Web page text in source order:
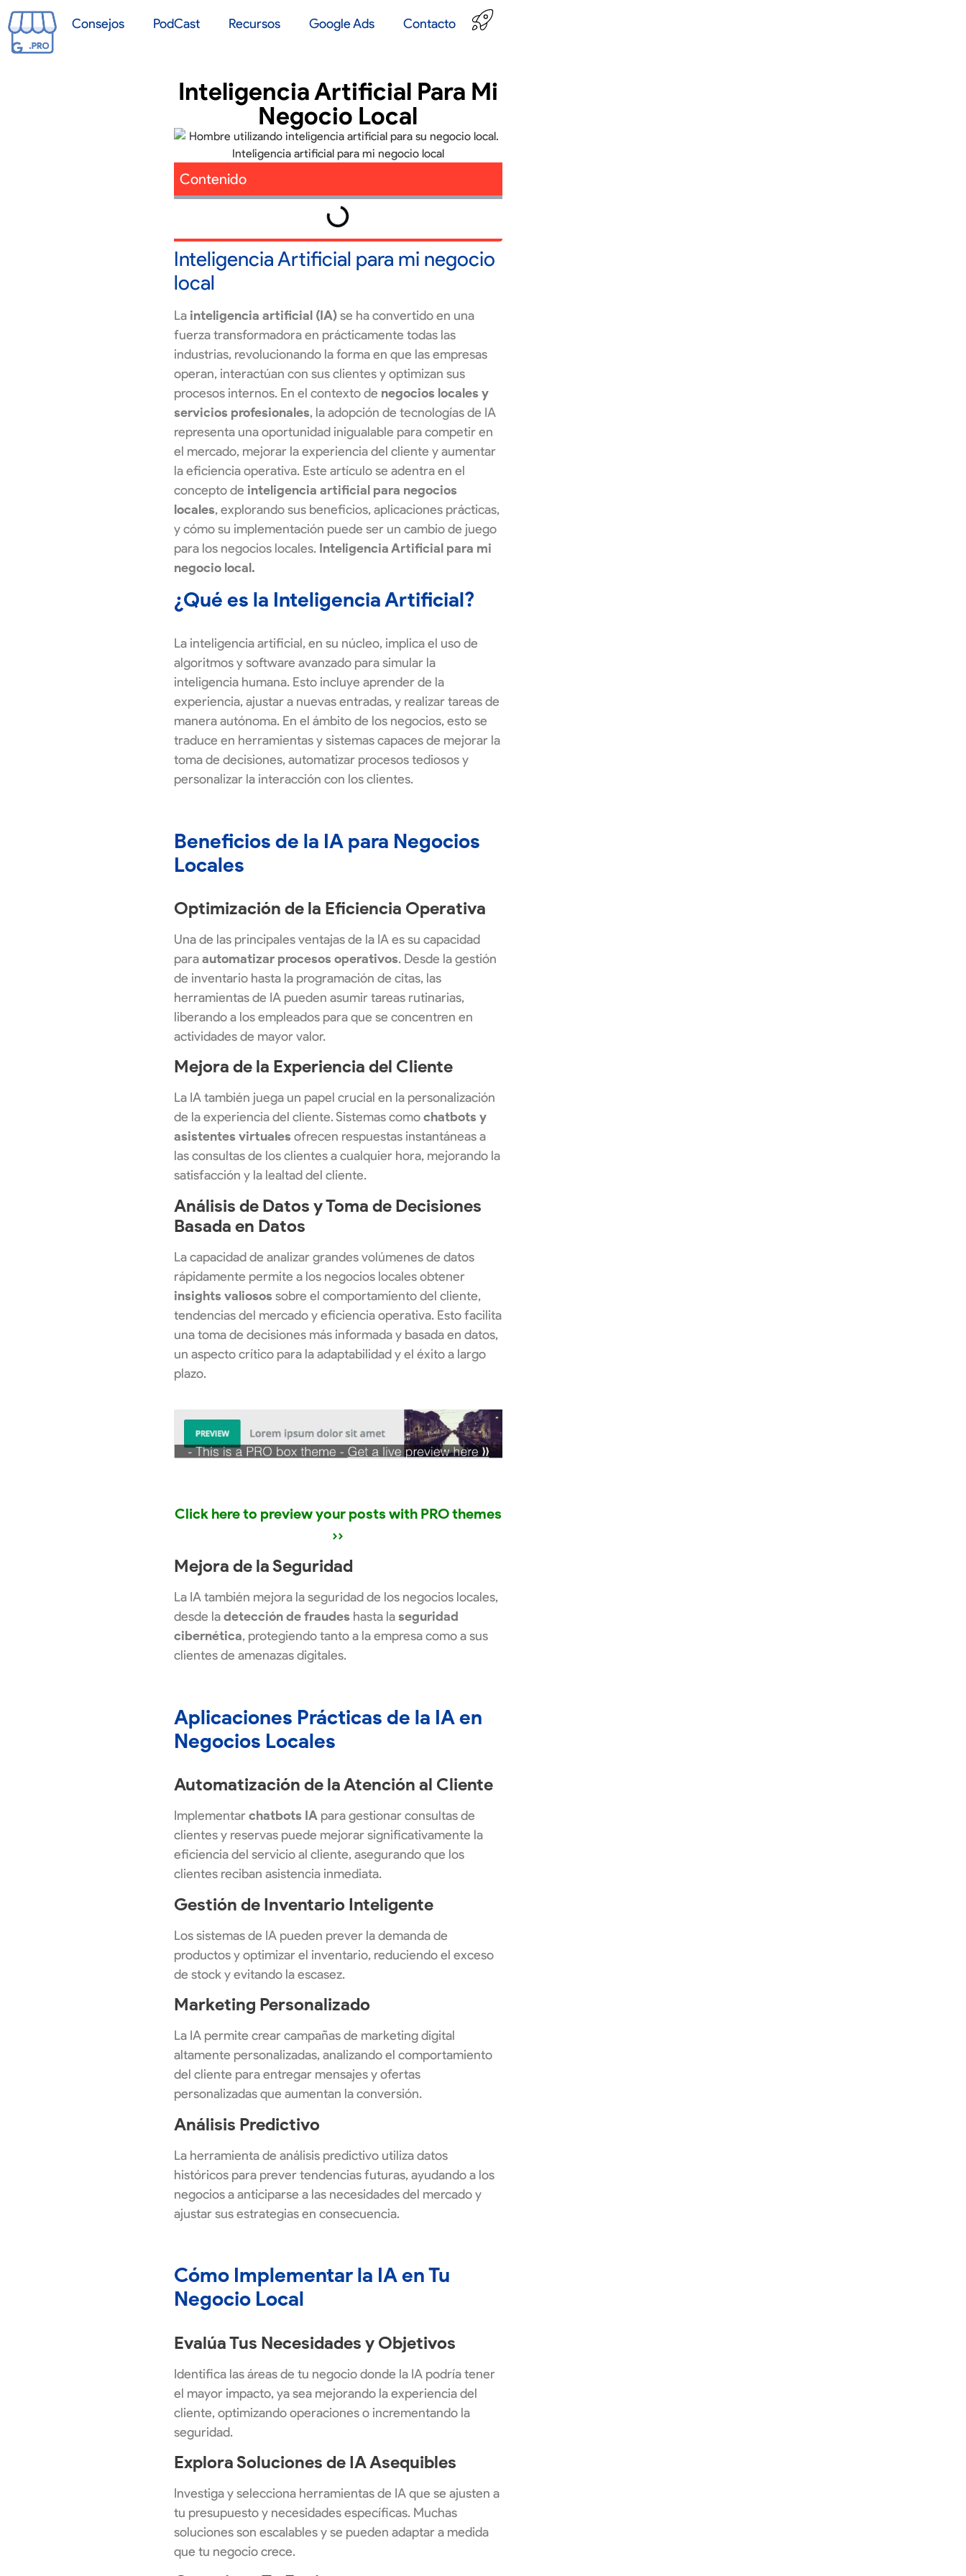
Consejos PodCast Recursos Google Ads Contacto
Inteligencia Artificial Para Mi
Negocio Local
Contenido
Inteligencia Artificial para mi negocio
local
La inteligencia artificial (IA)se ha convertido en una
fuerza transformadora en prácticamente todas las
industrias, revolucionando la forma en que las empresas
operan, interactúan con sus clientes y optimizan sus
procesos internos. En el contexto de negocios locales y
servicios profesionales, la adopción de tecnologías de IA
representa una oportunidad inigualable para competir en
el mercado, mejorar la experiencia del cliente y aumentar
la eficiencia operativa. Este artículo se adentra en el
concepto de inteligencia artificial para negocios
locales, explorando sus beneficios, aplicaciones prácticas,
y cómo su implementación puede ser un cambio de juego
para los negocios locales. Inteligencia Artificial para mi
negocio local.
¿Qué es la Inteligencia Artificial?
La inteligencia artificial, en su núcleo, implica el uso de
algoritmos y software avanzado para simular la
inteligencia humana. Esto incluye aprender de la
experiencia, ajustar a nuevas entradas, y realizar tareas de
manera autónoma. En el ámbito de los negocios, esto se
traduce en herramientas y sistemas capaces de mejorar la
toma de decisiones, automatizar procesos tediosos y
personalizar la interacción con los clientes.
Beneficios de la IA para Negocios
Locales
Optimización de la Eficiencia Operativa
Una de las principales ventajas de la IA es su capacidad
paraautomatizar procesos operativos. Desde la gestión
de inventario hasta la programación de citas, las
herramientas de IA pueden asumir tareas rutinarias,
liberando a los empleados para que se concentren en
actividades de mayor valor.
Mejora de la Experiencia del Cliente
La IA también juega un papel crucial en la personalización
de la experiencia del cliente. Sistemas comochatbots y
asistentes virtualesofrecen respuestas instantáneas a
las consultas de los clientes a cualquier hora, mejorando la
satisfacción y la lealtad del cliente.
Análisis de Datos y Toma de Decisiones
Basada en Datos
La capacidad de analizar grandes volúmenes de datos
rápidamente permite a los negocios locales obtener
insights valiosossobre el comportamiento del cliente,
tendencias del mercado y eficiencia operativa. Esto facilita
una toma de decisiones más informada y basada en datos,
un aspecto crítico para la adaptabilidad y el éxito a largo
plazo.
Click here to preview your posts with PRO themes
››
Mejora de la Seguridad
La IA también mejora la seguridad de los negocios locales,
desde ladetección de fraudes hasta laseguridad
cibernética, protegiendo tanto a la empresa como a sus
clientes de amenazas digitales.
Aplicaciones Prácticas de la IA en
Negocios Locales
Automatización de la Atención al Cliente
Implementarchatbots IA para gestionar consultas de
clientes y reservas puede mejorar significativamente la
eficiencia del servicio al cliente, asegurando que los
clientes reciban asistencia inmediata.
Gestión de Inventario Inteligente
Los sistemas de IA pueden prever la demanda de
productos y optimizar el inventario, reduciendo el exceso
de stock y evitando la escasez.
Marketing Personalizado
La IA permite crear campañas de marketing digital
altamente personalizadas, analizando el comportamiento
del cliente para entregar mensajes y ofertas
personalizadas que aumentan la conversión.
Análisis Predictivo
La herramienta de análisis predictivo utiliza datos
históricos para prever tendencias futuras, ayudando a los
negocios a anticiparse a las necesidades del mercado y
ajustar sus estrategias en consecuencia.
Cómo Implementar la IA en Tu
Negocio Local
Evalúa Tus Necesidades y Objetivos
Identifica las áreas de tu negocio donde la IA podría tener
el mayor impacto, ya sea mejorando la experiencia del
cliente, optimizando operaciones o incrementando la
seguridad.
Explora Soluciones de IA Asequibles
Investiga y selecciona herramientas de IA que se ajusten a
tu presupuesto y necesidades específicas. Muchas
soluciones son escalables y se pueden adaptar a medida
que tu negocio crece.